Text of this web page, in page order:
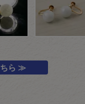
ちら ≫